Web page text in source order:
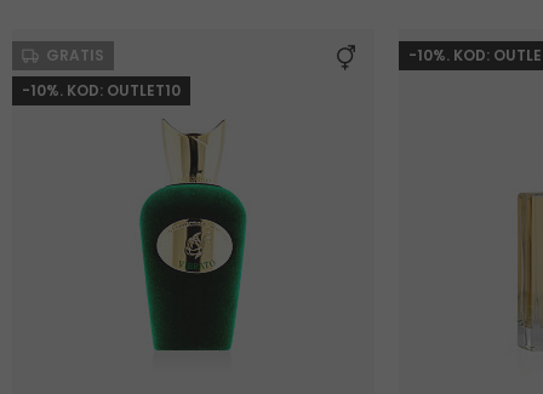
GRATIS
-10%. KOD: OUTLET10
-10%. KOD: